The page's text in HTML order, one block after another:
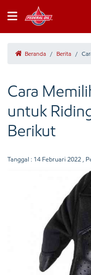
Beranda / Berita /
Cara
untuk
Berikut
Tanggal : 14 Februari 2022 ,